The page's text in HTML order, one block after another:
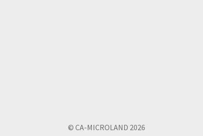
© CA-MICROLAND 2026